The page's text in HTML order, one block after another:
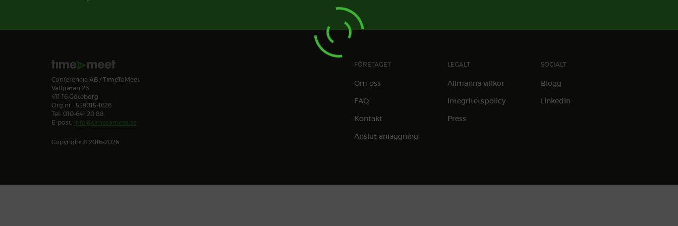
Conferencia AB / TimeToMeet
Vallgatan 26
411 16 Göteborg
Org.nr.: 559015-1626
Tel: 010-641 20 88
E-post: info@timetomeet.se
Copyright © 2016-2026
FÖRETAGET
Om oss
FAQ
Kontakt
Anslut anläggning
LEGALT
Allmänna villkor
Integritetspolicy
Press
SOCIALT
Blogg
LinkedIn